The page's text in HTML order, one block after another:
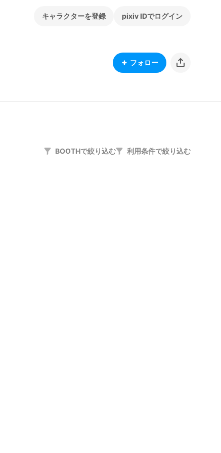
キャラクターを登録 pixiv IDでログイン
フォロー
BOOTHで絞り込む 利用条件で絞り込む